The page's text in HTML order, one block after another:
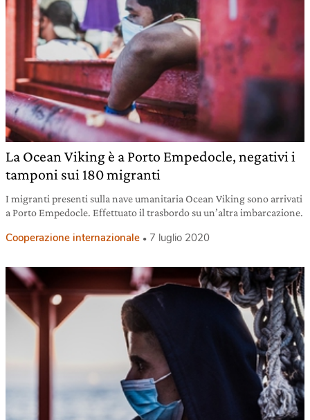
La Ocean Viking è a Porto Empedocle, negativi i
tamponi sui 180 migranti
I migranti presenti sulla nave umanitaria Ocean Viking sono arrivati
a Porto Empedocle. Effettuato il trasbordo su un’altra imbarcazione.
Cooperazione internazionale 7 luglio 2020